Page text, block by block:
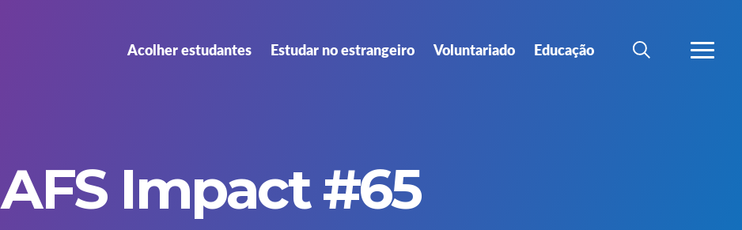
Acolher estudantes Estudar no estrangeiro Voluntariado Educação
SEARCH VER
AFS Impact #65